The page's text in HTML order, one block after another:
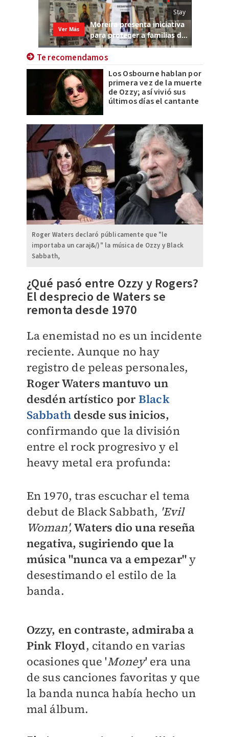
Te recomendamos
Los Osbourne hablan por
primera vez de la muerte
de Ozzy; así vivió sus
últimos días el cantante
Roger Waters declaró públicamente que "le
importaba un caraj&/)" la música de Ozzy y Black
Sabbath,
¿Qué pasó entre Ozzy y Rogers?
El desprecio de Waters se
remonta desde 1970
La enemistad no es un incidente
reciente. Aunque no hay
registro de peleas personales,
Roger Waters mantuvo un
desdén artístico porBlack
Sabbath desde sus inicios,
confirmando que la división
entre el rock progresivo y el
heavy metal era profunda:
En 1970, tras escuchar el tema
debut de Black Sabbath, 'Evil
Woman',Waters dio una reseña
negativa, sugiriendo que la
música "nunca va a empezar"y
desestimando el estilo de la
banda.
Ozzy, en contraste, admiraba a
Pink Floyd, citando en varias
ocasiones que 'Money' era una
de sus canciones favoritas y que
la banda nunca había hecho un
mal álbum.